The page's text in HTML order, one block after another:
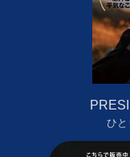
ひと